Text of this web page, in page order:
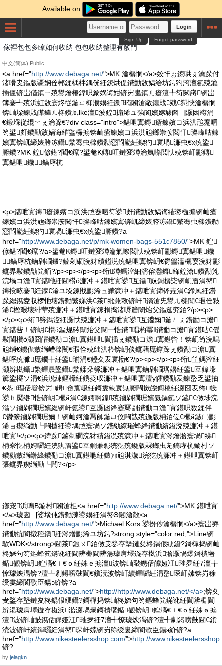
Available on
Login
Forgot password
Sign Up
傢裡包包多瞭如何收納 包包收納整理有竅門
中文(简体) Public
<a href="http://www.debaga.net/">MK 瀹樼恫</a>姣忓ぉ鐐哄ぇ瀹跺付
渚嗗叏鏂版疆娴佺郴鍒楀柈鍝侊紝鐐烘偍鐨勭敓娲绘坊鍔犳洿澶氱殑鑹
插僵锛岀偤鎮ㄧ殑鐢熸椿鍏呮豢娲诲姏锛岃畵鎮ㄦ瘡澶╀笉閲嶈锛岀
簿褰╃殑浜虹敓寰炵従鍦ㄩ枊濮嬶紝鏁珛闂滄敞鎴戝€戣€愬悏瀹樼恫
锛屾垜鍊戝皣鍏ㄦ柊鐨凬ike澶波鍠搧浠ュ強閬嬪嫊璩囪▕灏囦竴涓
€鍛堢従绲﹀ぇ瀹躲€?div class="intro">鍖呭寘鏄瘡鍊嬪コ浜洪兘蹇呬
笉鍙皯鐨勭敓娲诲繀鍌欏搧锛屾瘡鍊嬪コ浜洪兘鎯崇洝閲忓璨峰咕鍊
嬪寘锛屼締婊胯冻鑷繁骞虫檪鐨勬惌閰嶏紝鍥犳寰堝濂虫€х殑鍌
腑鐨?MK 鍠偐鍖?閵€鑹?鍙奙K鏄叿鏈変竴瀹氭暩閲忕殑锛屽彲鏄
寘鍖呭鐬┎鎬庨杭
<p>鍖呭寘鏄瘡鍊嬪コ浜洪兘蹇呬笉鍙皯鐨勭敓娲诲繀鍌欏搧锛屾瘡
鍊嬪コ浜洪兘鎯崇洝閲忓璨峰咕鍊嬪寘锛屼締婊胯冻鑷繁骞虫檪鐨勬
惌閰嶏紝鍥犳寰堝濂虫€х殑鍌腑鐨?a
href="http://www.debaga.net/p/mk-women-bags-551c7850/">MK 鍠
偐鍖?閵€鑹?/a>鍙奙K鏄叿鏈変竴瀹氭暩閲忕殑锛屽彲鏄寘鍖呭鐬
┎鎬庨杭鏀剁磵鍛?鏀剁磵浣犲績鎰涚殑鍖呭寘锛岄€欎簺濡欐嫑浣犲彲
鑳界敤鐨勪笂銆?/p><p></p><p>绗竴鎷涳細濡傛灉鏄綘鍠滄鐨勫竼
浣堝コ澹寘鍖咃紝閫欑ó濂冲＋鍖呭寘鍙互鑷敱鎶樼枈锛屼篃涓嶅
鏄撹畩褰紝鎵€浠ユ垜鍊戝彲浠ュ皣濂冲＋鍖呭寘鍗锋垚涓€鍗凤紝鐒
跺緦鎸夌収椤忚壊鐨勬繁娣洪€茶纰兼斁锛屽鏋滄兂鐢ㄦ檪闇€瑕佺敤
浠€楹艰壊绯荤殑濂冲＋鍖呭寘鎵捐捣渚嗕篃闈炲父鏂逛究銆?/p><p>
</p><p>绗簩鎷涳細灏忕殑濂冲＋鍖呭寘鍙互鐤婅鍦ㄥぇ鐨勫コ澹
寘鍖呰！锛岄€欑ó鏂规硶闈炲父閬╁悎鐨唱杓冪‖鐨勫コ澹寘鍖呫€傜
敤閫欑ó灏囧皬鐨勫コ澹寘鍖呭閫插ぇ鐨勫コ澹寘鍖呰！锛屼笉浣嗚
兘绡€鐪佹敹绱嶆檪闇€瑕佺殑绌洪枔锛岄倓鑳藉厖鐣跺ぇ鐨勫コ澹寘
鍖呯殑濉厖鐗╋紝鍙瑐涓€鑸夊叐寰椼€?/p><p></p><p>绗笁鎷涳細
灏辨槸鑷繁鍕曟墜鑷繁鍒朵綔濂冲＋鍖呭寘鏀剁磵琚嬶紝鍙互鍏堟
簴鍌欏ソ涓€浜涗綀鏂欙紝鎸夌収濂冲＋鍖呭寘澶у皬鐨勫叐鍊嶅乏鍙抽
€茶瑁佸壀锛岃鍓畬寰岋紝鎶婁綀寰炰腑闁撳皪鎶橈紝灏囧叐绔帴
鍙ｈ檿绺悎锛岄€欐ǎ涓€鍊嬬啊鍠殑鏀剁磵琚嬪氨鍋氬ソ鐬€傚埗浣
滃ソ鏀剁磵琚嬪緦锛屽氨鍙互灏囦綘蹇冩剾鐨勫コ澹寘鍖呮斁鍒伴
€欎簺鏀剁磵琚嬭！锛屾妸瀹冩帥鍦ㄩ伩闁戠殑鍦版柟銆傞€欐ǎ鏃㈠彲
浠ョ瘈绱勭┖闁擄紝鍙堣兘寰堝ソ鐨勪繚璀蜂綘鐨勫績鎰涚殑濂冲＋鍖
呭寘!</p><p>鍏跺鏀剁磵浣犲績鎰涚殑濂冲＋鍖呭寘涔熸湁寰堝绋
柟寮忔柟娉曪紝浣犱篃鍙互鐧兼彯浣犵殑鑱版槑鎯虫兂鎬庨杭鏇村ソ
鐨勬敹绱嶄綘鐨勫コ澹寘鍖咃紝鏃㈣兘淇濊浣犵殑濂冲＋鍖呭寘锛屽
張鑳界瘈绱勭┖闁?</p>
鎯宠浜嗚В鏇村闂滄柤<a href="http://www.debaga.net/">MK 鍖呭寘
</a>璩囪▕娑堟伅鐨勬湅鍙嬶紝涓嶅Θ闂滄敞<a
href="http://www.debaga.net/">Michael Kors 鍙扮仯瀹樼恫</a>寰岀簩
鐨勫牨閬撴秷鎭紝涔熷彲浠ユ坊鍔?strong style="color:red;">Line锛
歍WDK</strong>閫茶鍜ㄨ銆傚叏鍫存墍鏈夋柊鍝佷綆鑷?鎶樿捣锛屾
柊娆句笉鏂蜂笂鏋讹紝閫辨棩閫辨湯璩肩墿鏇存槸浜湁灏堝爆鎶樻墸
鍎儬锛岄鍠滈€ｉ€ｏ紝姝ｅ搧澶波锛屾敮鎸佸皥娅冮璀夛紝7澶╅
憭璩炴湡锛?澶╃劇鐞嗙敱閫€鎻涜波锛屽績鍕曪紝涓嶅琛屽嫊锛岃稌
绶婁締閬歌臣鍚э紒锛?a
href="http://www.debaga.net/">http://http://www.debaga.net/</a>;锛夊
叏鍫存墍鏈夋柊鍝佷綆鑷?鎶樿捣锛屾柊娆句笉鏂蜂笂鏋讹紝閫辨棩閫
辨湯璩肩墿鏇存槸浜湁灏堝爆鎶樻墸鍎儬锛岄鍠滈€ｉ€ｏ紝姝ｅ搧
澶波锛屾敮鎸佸皥娅冮璀夛紝7澶╅憭璩炴湡锛?澶╃劇鐞嗙敱閫€鎻
涜波锛屽績鍕曪紝涓嶅琛屽嫊锛岃稌绶婁締閬歌臣鍚э紒锛?a
href="http://www.nikesteelersshop.com/">http://
锛?
by jeiagkn